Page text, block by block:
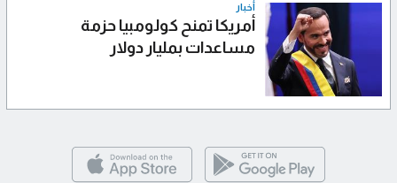
أخبار
أمريكا تمنح كولومبيا حزمة
مساعدات بمليار دولار